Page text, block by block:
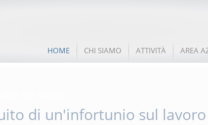
HOME CHI SIAMO ATTIVITÀ AREA
di un'infortunio sul lavoro